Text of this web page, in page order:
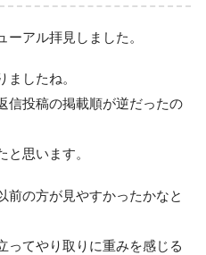
アル拝見しました。
したね。
信投稿の掲載順が逆だったの
思います。
前の方が見やすかったかなと
ってやり取りに重みを感じる